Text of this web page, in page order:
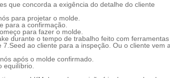
que concorda a exigência do detalhe do cliente
para projetar o molde.
para a confirmação.
para fazer o molde.
durante o tempo de trabalho feito com
ao cliente para a inspeção. Ou o cliente vem
após o molde confirmado.
equilíbrio.